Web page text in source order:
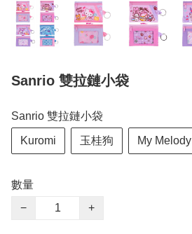
Sanrio 雙拉鏈小袋
Sanrio 雙拉鏈小袋
Kuromi 玉桂狗 My Melody
數量
−
+